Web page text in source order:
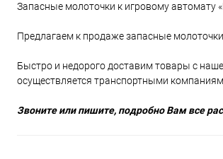
Запасные молоточки к игровому автомату
Предлагаем к продаже запасные
Быстро и недорого доставим товары с
осуществляется транспортными
Звоните или пишите, подробно Вам все